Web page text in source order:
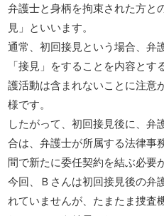
弁護士と身柄を拘束された方と
見」といいます。
通常、初回接見という場合、弁
「接見」をすることを内容と
護活動は含まれないことに注意
様です。
したがって、初回接見後に、弁
合は、弁護士が所属する法律事
間で新たに委任契約を結ぶ必要
今回、Ｂさんは初回接見後の弁
れていませんが、たまたま捜査